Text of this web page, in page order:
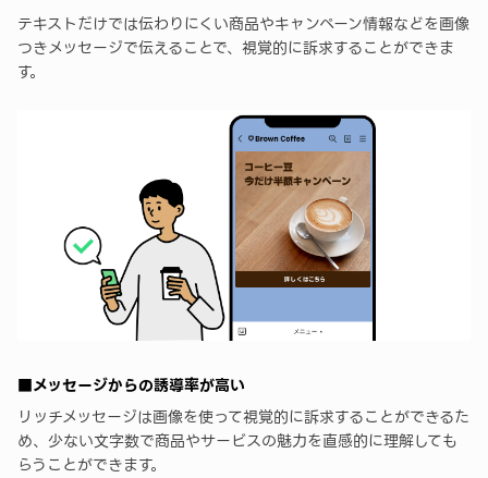
テキストだけでは伝わりにくい商品やキャンペーン情報などを画像
つきメッセージで伝えることで、視覚的に訴求することができま
す。
■メッセージからの誘導率が高い
リッチメッセージは画像を使って視覚的に訴求することができるた
め、少ない文字数で商品やサービスの魅力を直感的に理解しても
らうことができます。